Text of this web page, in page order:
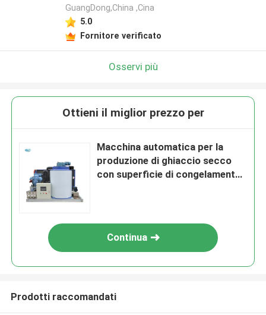
GuangDong,China ,Cina
5.0
Fornitore verificato
Osservi più
Ottieni il miglior prezzo per
Macchina automatica per la
produzione di ghiaccio secco
con superficie di congelamento
Continua
Prodotti raccomandati